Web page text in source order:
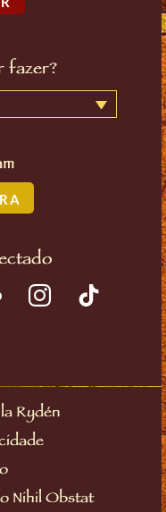
fazer?
Rydén
Nihil Obstat